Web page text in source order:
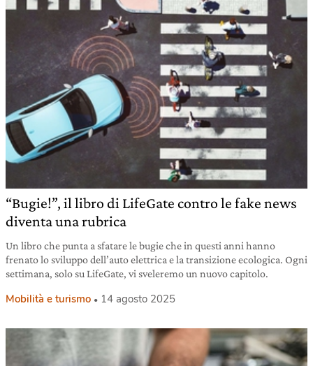
“Bugie!”, il libro di LifeGate contro le fake news
diventa una rubrica
Un libro che punta a sfatare le bugie che in questi anni hanno
frenato lo sviluppo dell’auto elettrica e la transizione ecologica. Ogni
settimana, solo su LifeGate, vi sveleremo un nuovo capitolo.
Mobilità e turismo 14 agosto 2025